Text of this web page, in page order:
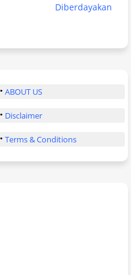
Diberdayakan
ABOUT US
Disclaimer
Terms & Conditions